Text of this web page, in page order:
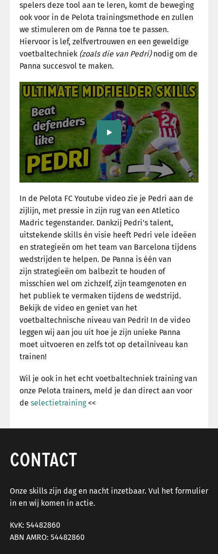
spelers deze tool aan te leren, komt de beweging
ook voor in de Pelota trainingsmethode en zullen
we stimuleren om de Panna toe te passen.
Hiervoor is lef, zelfvertrouwen en een geweldige
voetbaltechniek (zoals die van Pedri)nodig om de
Panna succesvol te maken.
In de Pelota FC Youtube video zie je Pedri aan de
zijlijn, met pressie in zijn rug van een Atletico
Madric tegenstander. Dankzij Pedri's talent,
uitstekende skills én visie heeft Pedri vele ideëen
en strategieën om het team van Barcelona tijdens
wedstrijden te helpen. De Panna is één van
zijn strategieën om balbezit te houden of
misschien wel om zichzelf, zijn teamgenoten en
het publiek te vermaken tijdens de wedstrijd.
Bekijk de video en geniet van het
voetbaltechnische niveau van Pedri! In de video
leggen wij aan jou uit hoe je zijn unieke Panna
moet uitvoeren en zelfs tot op detailniveau kan
trainen!
Wil je ook in het echt voetbaltechniek training van
onze Pelota trainers, meld je dan direct aan voor
de selectietraining<<
CONTACT
Onze skills zijn dag en nacht inzetbaar. Vul het formulier
in en wij komen in actie.
KvK: 54482860
ABN AMRO: 54482860